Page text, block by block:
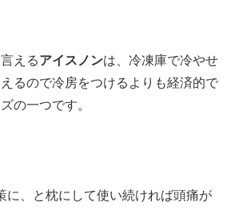
えるアイスノンは、冷凍庫で冷やせ
るので冷房をつけるよりも経済的で
の一つです。
に、と枕にして使い続ければ頭痛が